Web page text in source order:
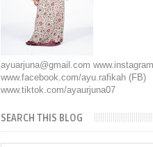
ayuarjuna@gmail.com
www.facebook.com/ayu.rafikah (FB)
www.tiktok.com/ayaurjuna07
SEARCH THIS BLOG